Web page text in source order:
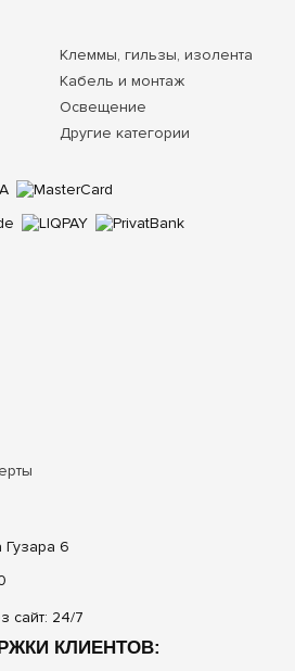
6
сайт: 24/7
КЛИЕНТОВ:
Клеммы, гильзы, изолента
Кабель и монтаж
Освещение
Другие категории